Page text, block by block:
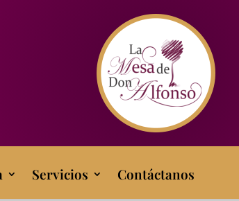
Servicios Contáctanos